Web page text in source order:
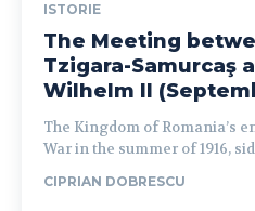
ISTORIE
The Meeting
Tzigara-Samurcaş
Wilhelm II
The Kingdom of Romania’s
War in the summer of 1916,
CIPRIAN DOBRESCU